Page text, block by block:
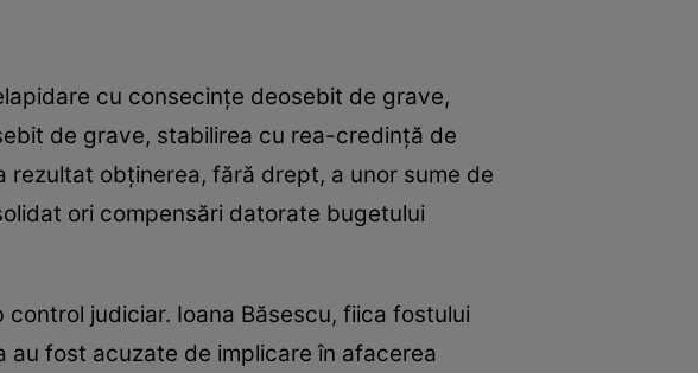
cu consecinţe deosebit de grave,
de grave, stabilirea cu rea-credinţă de
obţinerea, fără drept, a unor sume de
ori compensări datorate bugetului
judiciar. Ioana Băsescu, fiica fostului
au fost acuzate de implicare în afacerea